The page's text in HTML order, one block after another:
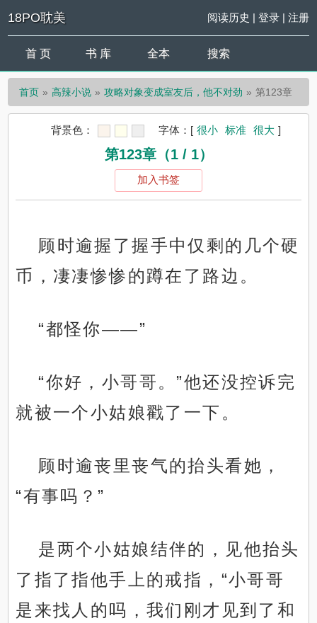
18PO耽美 阅读历史 | 登录| 注册
首 页 书 库 全本 搜索
首页 高辣小说 攻略对象变成室友后，他不对劲 第123章
背景色： 字体： [ 很小 标准 很大 ]
第123章（1 / 1）
加入书签
顾时逾握了握手中仅剩的几个硬
币，凄凄惨惨的蹲在了路边。
“都怪你——”
“你好，小哥哥。”他还没控诉完
就被一个小姑娘戳了一下。
顾时逾丧里丧气的抬头看她，
“有事吗？”
是两个小姑娘结伴的，见他抬头
了指了指他手上的戒指，“小哥哥
是来找人的吗，我们刚才见到了和